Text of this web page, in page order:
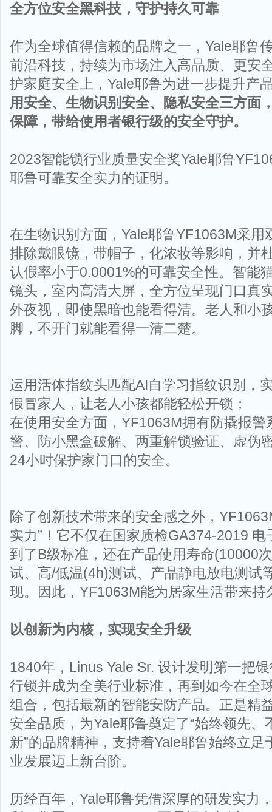
全方位安全黑科技，守护持久可靠
作为全球值得信赖的品牌之一，Yale耶鲁
前沿科技，持续为市场注入高品质、更安
护家庭安全上，Yale耶鲁为进一步提升产
用安全、生物识别安全、隐私安全三方面
保障，带给使用者银行级的安全守护。
2023智能锁行业质量安全奖Yale耶鲁
耶鲁可靠安全实力的证明。
在生物识别方面，Yale耶鲁YF1063M采用
排除戴眼镜，带帽子，化浓妆等影响，并
认假率小于0.0001%的可靠安全性。智能
镜头，室内高清大屏，全方位呈现门口真
外夜视，即使黑暗也能看得清。老人和小
脚，不开门就能看得一清二楚。
运用活体指纹头匹配AI自学习指纹识别，
假冒家人，让老人小孩都能轻松开锁；
在使用安全方面，YF1063M拥有防撬报警
警、防小黑盒破解、两重解锁验证、虚伪
24小时保护家门口的安全。
除了创新技术带来的安全感之外，
实力”！它不仅在国家质检GA374-2019
到了B级标准，还在产品使用寿命(10000
试、高/低温(4h)测试、产品静电放电测试
现。因此，YF1063M能为居家生活带来持
以创新为内核， 实现安全升级
1840年，Linus Yale Sr. 设计发明第一把
行锁并成为全美行业标准，再到如今在全
组合，包括最新的智能安防产品。正是精
安全品质，为Yale耶鲁奠定了“始终领先、
新”的品牌精神，支持着Yale耶鲁始终立足
业发展迈上新台阶。
历经百年，Yale耶鲁凭借深厚的研发实力